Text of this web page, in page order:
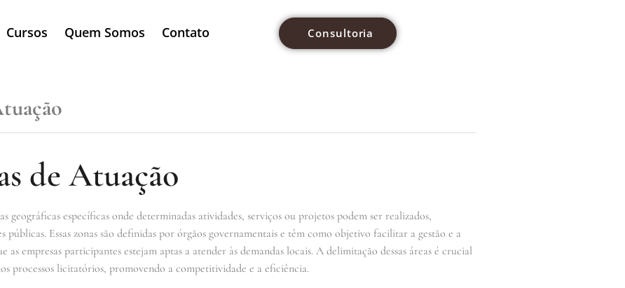
Cursos Quem Somos Contato Consultoria
de Atuação
geográficas específicas onde determinadas atividades, serviços ou projetos podem ser realizados,
Essas zonas são definidas por órgãos governamentais e têm como objetivo facilitar a gestão e a
as empresas participantes estejam aptas a atender às demandas locais. A delimitação dessas áreas é crucial
processos licitatórios, promovendo a competitividade e a eficiência.